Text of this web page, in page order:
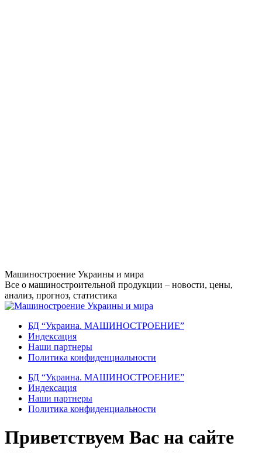
Перейти
к
содержанию
Машиностроение Украины и мира
Все о машиностроительной продукции – новости, цены,
анализ, прогноз, статистика
БД “Украина. МАШИНОСТРОЕНИЕ”
Индекcация
Наши партнеры
Политика конфиденциальности
БД “Украина. МАШИНОСТРОЕНИЕ”
Индекcация
Наши партнеры
Политика конфиденциальности
Приветствуем Вас на сайте